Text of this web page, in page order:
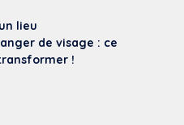
lieu
de visage : ce
!